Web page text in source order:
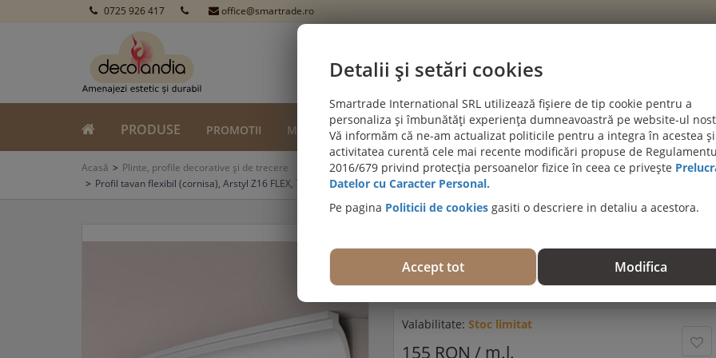
0725 926 417 office@smartrade.ro
CATEGORII
PRODUSE PROMOTII MONTAJ PROIECTE CLIENTI BLOG DESPRE NOI AJUTĂ-MĂ SĂ
Acasă
Plinte, profile decorative și de trecere
Profil tavan flexibil (cornisa), Arstyl Z16 FLEX, 70x50x2000mm
Viziteaza secțiunea de pardoseli SPC SI LVT PROMOȚII DE IULIE! PODELE TERASĂ DIN LEMN
70x50x2000mm
Trebuie să fiţi autentificat pentru a evalua acest produs.
Valabilitate: Stoc limitat
155 RON / m.l.
Detalii și setări cookies
Smartrade International SRL utilizează fișiere de tip cookie pentru a
personaliza și îmbunătăți experiența dumneavoastră pe website-ul
Vă informăm că ne-am actualizat politicile pentru a integra în acestea
activitatea curentă cele mai recente modificări propuse de
2016/679 privind protecția persoanelor fizice în ceea ce privește
Datelor cu Caracter Personal.
Pe pagina Politicii de cookies gasiti o descriere in detaliu a acestora.
Accept tot Modifica